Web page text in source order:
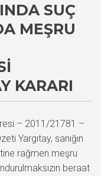
SUÇ
MEŞRU
KARARI
– 2011/21781 –
Yargıtay, sanığın
rağmen meşru
beraat